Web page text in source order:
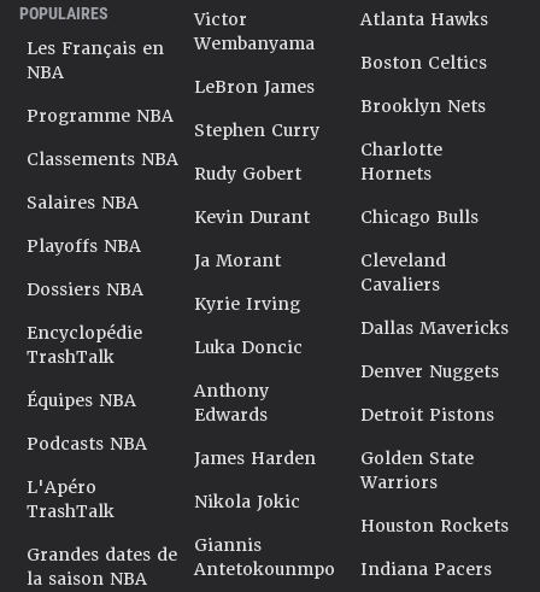
POPULAIRES
Les Français en
NBA
Programme NBA
Classements NBA
Salaires NBA
Playoffs NBA
Dossiers NBA
Encyclopédie
TrashTalk
Équipes NBA
Podcasts NBA
L'Apéro
TrashTalk
Grandes dates de
la saison NBA
Victor
Wembanyama
LeBron James
Stephen Curry
Rudy Gobert
Kevin Durant
Ja Morant
Kyrie Irving
Luka Doncic
Anthony
Edwards
James Harden
Nikola Jokic
Giannis
Antetokounmpo
Atlanta Hawks
Boston Celtics
Brooklyn Nets
Charlotte
Hornets
Chicago Bulls
Cleveland
Cavaliers
Dallas Mavericks
Denver Nuggets
Detroit Pistons
Golden State
Warriors
Houston Rockets
Indiana Pacers